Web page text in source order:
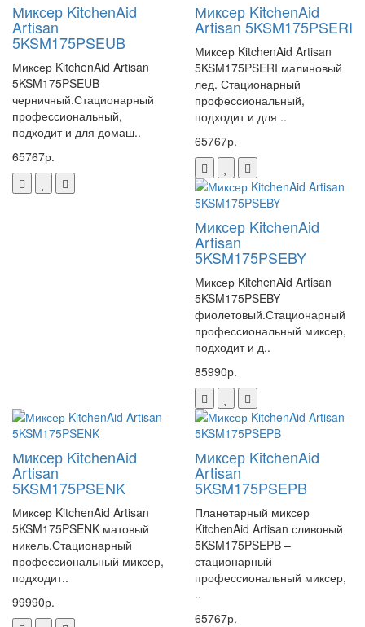
Миксер KitchenAid
Artisan
5KSM175PSEUB
Миксер KitchenAid Artisan
5KSM175PSEUB
черничный.Стационарный
профессиональный,
подходит и для домаш..
65767р.
Миксер KitchenAid
Artisan 5KSM175PSERI
Миксер KitchenAid Artisan
5KSM175PSERI малиновый
лед. Стационарный
профессиональный,
подходит и для ..
65767р.
Миксер KitchenAid
Artisan
5KSM175PSEBY
Миксер KitchenAid Artisan
5KSM175PSEBY
фиолетовый.Стационарный
профессиональный миксер,
подходит и д..
85990р.
Миксер KitchenAid
Artisan
5KSM175PSENK
Миксер KitchenAid Artisan
5KSM175PSENK матовый
никель.Стационарный
профессиональный миксер,
подходит..
99990р.
Миксер KitchenAid
Artisan
5KSM175PSEPB
Планетарный миксер
KitchenAid Artisan сливовый
5KSM175PSEPB –
стационарный
профессиональный миксер,
..
65767р.